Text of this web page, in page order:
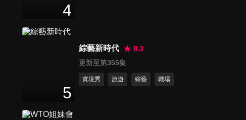
第14集 小資女星大採購！千元
有找流行包款全面搜查！？
4
5
綜藝新時代
8.3
更新至第355集
實境秀 旅遊 綜藝 職場